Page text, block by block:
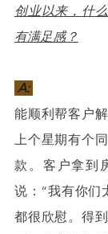
创业以来，什
有满足感？
A:
能顺利帮客户
上个星期有个
款。客户拿到
说：“我有你们
都很欣慰。得